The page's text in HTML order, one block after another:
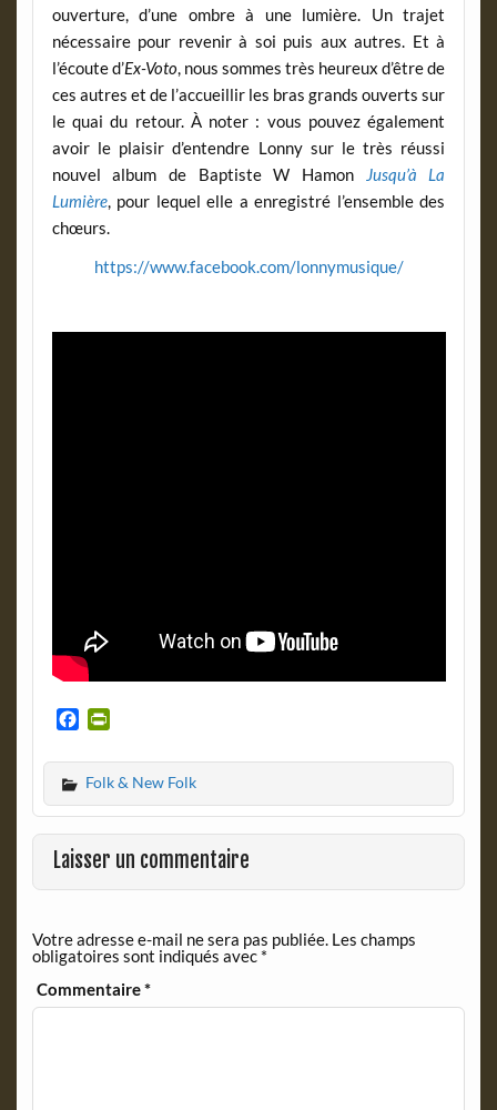
ouverture, d’une ombre à une lumière. Un trajet
nécessaire pour revenir à soi puis aux autres. Et à
l’écoute d’Ex-Voto, nous sommes très heureux d’être de
ces autres et de l’accueillir les bras grands ouverts sur
le quai du retour. À noter : vous pouvez également
avoir le plaisir d’entendre Lonny sur le très réussi
nouvel album de Baptiste W Hamon Jusqu’à La
Lumière, pour lequel elle a enregistré l’ensemble des
chœurs.
https://www.facebook.com/lonnymusique/
c
e
b
o
o
k
i
n
t
F
r
e
d
l
y
Folk & New Folk
Laisser un commentaire
Votre adresse e-mail ne sera pas publiée. Les champs
obligatoires sont indiqués avec *
Commentaire*